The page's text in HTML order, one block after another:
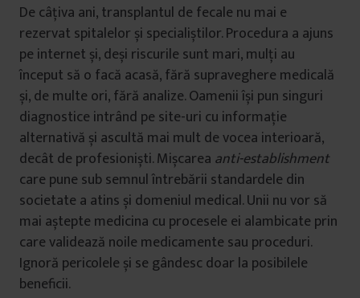
De câțiva ani, transplantul de fecale nu mai e
rezervat spitalelor și specialiștilor. Procedura a ajuns
pe internet și, deși riscurile sunt mari, mulți au
început să o facă acasă, fără supraveghere medicală
și, de multe ori, fără analize. Oamenii își pun singuri
diagnostice intrând pe site-uri cu informație
alternativă și ascultă mai mult de vocea interioară,
decât de profesioniști. Mișcarea anti-establishment
care pune sub semnul întrebării standardele din
societate a atins și domeniul medical. Unii nu vor să
mai aștepte medicina cu procesele ei alambicate prin
care validează noile medicamente sau proceduri.
Ignoră pericolele și se gândesc doar la posibilele
beneficii.